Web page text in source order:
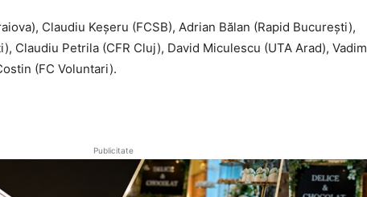
Claudiu Keșeru (FCSB), Adrian Bălan (Rapid București),
Claudiu Petrila (CFR Cluj), David Miculescu (UTA Arad), Vadim
(FC Voluntari).
Publicitate